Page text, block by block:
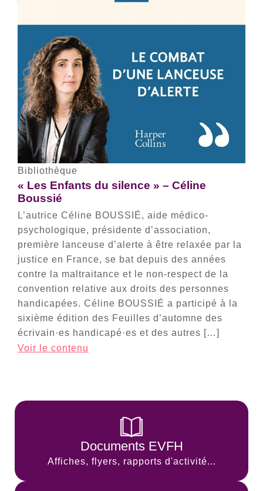
Bibliothèque
« Les Enfants du silence » – Céline
Boussié
L’autrice Céline BOUSSIÉ, aide médico-
psychologique, présidente d’association,
première lanceuse d’alerte à être relaxée par la
justice en France, se bat depuis des années
contre la maltraitance et le non-respect de la
convention relative aux droits des personnes
handicapées. Céline BOUSSIÉ a participé à la
sixième édition des Feuilles d’automne des
écrivain·es handicapé·es et des autres […]
Voir le contenu
Documents EVFH
Affiches, flyers, rapports d'activité...